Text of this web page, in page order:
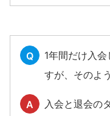
Q
1年間だけ入
すが、そのよ
A
入会と退会の